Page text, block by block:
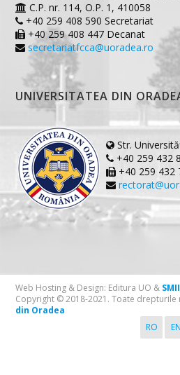
C.P. nr. 114, O.P. 1, 410058
+40 259 408 590 Secretariat
+40 259 408 447 Decanat
secretariatfcca@uoradea.ro
UNIVERSITATEA DIN
Str.
+40 259 432
+40 259 432
Web Hosting & Design: Editura UO &
Copyright © 2018-2021. Toate drepturile
din Oradea
RO
EN